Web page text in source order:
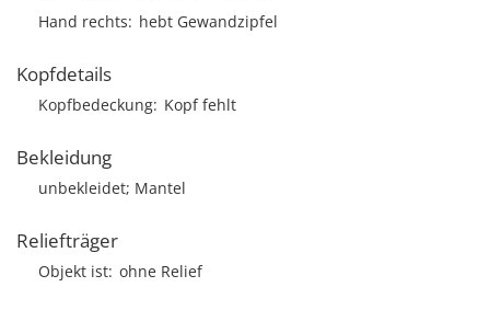
Hand rechts
hebt Gewandzipfel
Kopfdetails
Kopfbedeckung Kopf fehlt
Bekleidung
unbekleidet; Mantel
Reliefträger
Objekt ist ohne Relief